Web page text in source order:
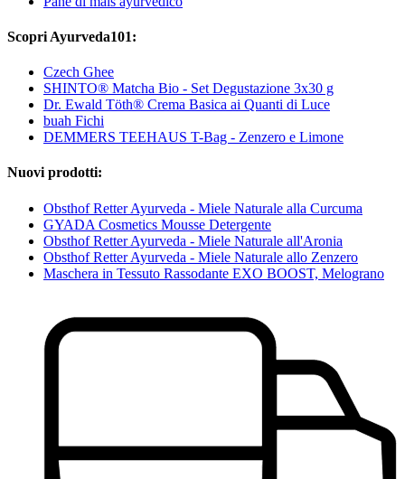
Scopri Ayurveda101:
Czech Ghee
SHINTO® Matcha Bio - Set Degustazione 3x30 g
Dr. Ewald Töth® Crema Basica ai Quanti di Luce
buah Fichi
DEMMERS TEEHAUS T-Bag - Zenzero e Limone
Nuovi prodotti:
Obsthof Retter Ayurveda - Miele Naturale alla Curcuma
GYADA Cosmetics Mousse Detergente
Obsthof Retter Ayurveda - Miele Naturale all'Aronia
Obsthof Retter Ayurveda - Miele Naturale allo Zenzero
Maschera in Tessuto Rassodante EXO BOOST, Melograno